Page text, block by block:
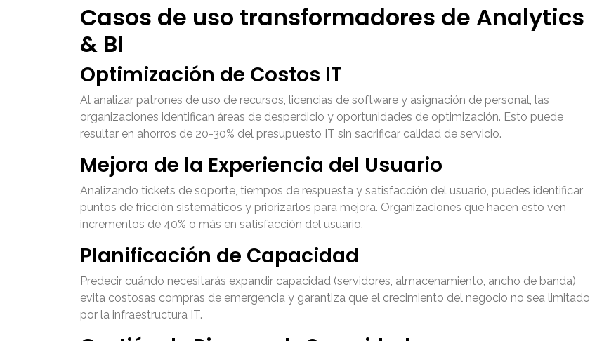
Casos de uso transformadores de Analytics
& BI
Optimización de Costos IT
Al analizar patrones de uso de recursos, licencias de software y asignación de personal, las
organizaciones identifican áreas de desperdicio y oportunidades de optimización. Esto puede
resultar en ahorros de 20-30% del presupuesto IT sin sacrificar calidad de servicio.
Mejora de la Experiencia del Usuario
Analizando tickets de soporte, tiempos de respuesta y satisfacción del usuario, puedes identificar
puntos de fricción sistemáticos y priorizarlos para mejora. Organizaciones que hacen esto ven
incrementos de 40% o más en satisfacción del usuario.
Planificación de Capacidad
Predecir cuándo necesitarás expandir capacidad (servidores, almacenamiento, ancho de banda)
evita costosas compras de emergencia y garantiza que el crecimiento del negocio no sea limitado
por la infraestructura IT.